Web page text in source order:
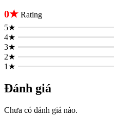
0★ Rating
5★
4★
3★
2★
1★
Đánh giá
Chưa có đánh giá nào.